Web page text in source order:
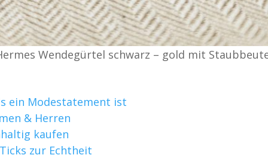
Wendegürtel schwarz – gold mit
ein Modestatement ist
& Herren
kaufen
zur Echtheit